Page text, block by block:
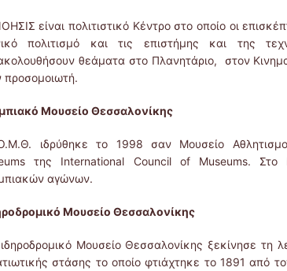
είναι πολιτιστικό Κέντρο στο οποίο οι
πολιτισμό και τις επιστήμης και της
θεάματα στο Πλανητάριο, στον
προσομοιωτή.
Μουσείο Θεσσαλονίκης
ιδρύθηκε το 1998 σαν Μουσείο
της International Council of Museums. Στο
αγώνων.
Μουσείο Θεσσαλονίκης
Μουσείο Θεσσαλονίκης ξεκίνησε τη
στάσης το οποίο φτιάχτηκε το 1891 από